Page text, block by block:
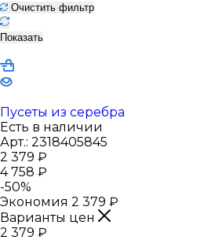
Очистить фильтр
Показать
Пусеты из серебра
Есть в наличии
Арт.: 2318405845
2 379 ₽
4 758 ₽
-50%
Экономия 2 379 ₽
Варианты цен
2 379 ₽